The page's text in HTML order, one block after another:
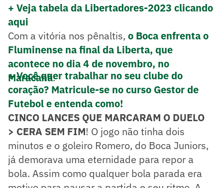
+ Veja tabela da Libertadores-2023 clicando
aqui
Com a vitória nos pênaltis, o Boca enfrenta o
Fluminense na final da Liberta, que
acontece no dia 4 de novembro, no
Maracanã.
+ Você quer trabalhar no seu clube do
coração? Matricule-se no curso Gestor de
Futebol e entenda como!
CINCO LANCES QUE MARCARAM O DUELO
> CERA SEM FIM! O jogo não tinha dois
minutos e o goleiro Romero, do Boca Juniors,
já demorava uma eternidade para repor a
bola. Assim como qualquer bola parada era